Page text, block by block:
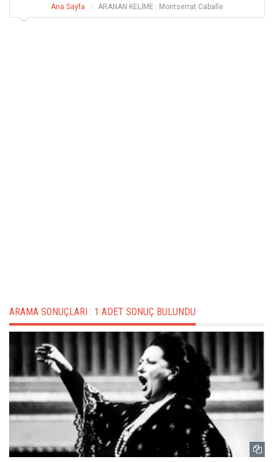
Ana Sayfa ARANAN KELİME : Montserrat Caballe
ARAMA SONUÇLARI : 1 ADET SONUÇ BULUNDU